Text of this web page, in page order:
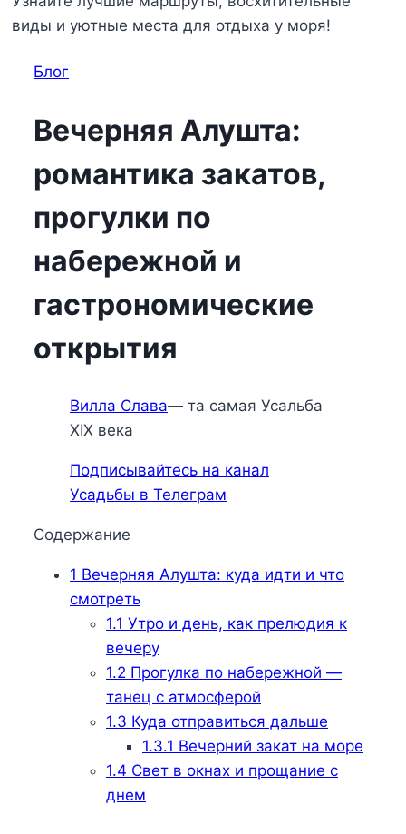
Блог
Вечерняя Алушта:
романтика закатов,
прогулки по
набережной и
гастрономические
открытия
Вилла Слава— та самая Усальба
XIX века
Подписывайтесь на канал
Усадьбы в Телеграм
Содержание
1 Вечерняя Алушта: куда идти и что
смотреть
1.1 Утро и день, как прелюдия к
вечеру
1.2 Прогулка по набережной —
танец с атмосферой
1.3 Куда отправиться дальше
1.3.1 Вечерний закат на море
1.4 Свет в окнах и прощание с
днем